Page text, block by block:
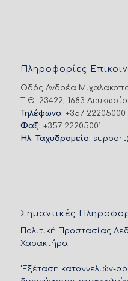
Πληροφορίες
Οδός Ανδρέα
Τ.Θ. 23422, 1683 Λευκωσία
Τηλέφωνο: +357 22205000
Φαξ: +357 22205001
Ηλ. Ταχυδρομείο:
Σημαντικές
Πολιτική Προστασίας
Χαρακτήρα
'Εξέταση καταγγελιών-